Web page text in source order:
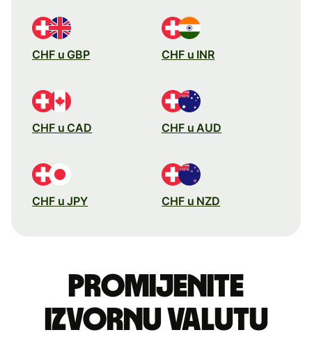
CHF u GBP CHF u INR
CHF u CAD CHF u AUD
CHF u JPY CHF u NZD
Promijenite
izvornu valutu